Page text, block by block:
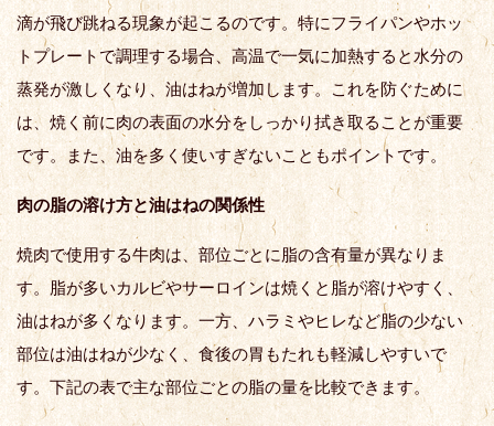
滴が飛び跳ねる現象が起こるのです。特にフライパンやホッ
トプレートで調理する場合、高温で一気に加熱すると水分の
蒸発が激しくなり、油はねが増加します。これを防ぐために
は、焼く前に肉の表面の水分をしっかり拭き取ることが重要
です。また、油を多く使いすぎないこともポイントです。
肉の脂の溶け方と油はねの関係性
焼肉で使用する牛肉は、部位ごとに脂の含有量が異なりま
す。脂が多いカルビやサーロインは焼くと脂が溶けやすく、
油はねが多くなります。一方、ハラミやヒレなど脂の少ない
部位は油はねが少なく、食後の胃もたれも軽減しやすいで
す。下記の表で主な部位ごとの脂の量を比較できます。